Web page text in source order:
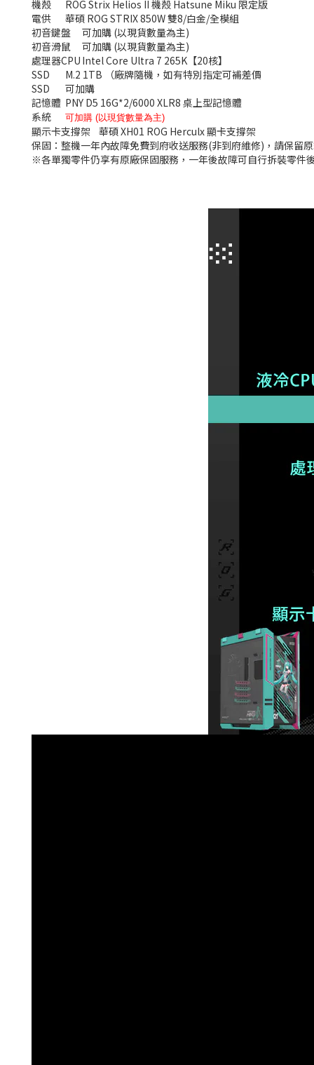
機殼
ROG Strix Helios II 機殼 Hatsune Miku 限定版
電供
華碩 ROG STRIX 850W 雙8/白金/全模組
初音鍵盤
可加購 (以現貨數量為主)
初音滑鼠
可加購 (以現貨數量為主)
處理器CPU Intel Core Ultra 7 265K【20核】
SSD
M.2 1TB （廠牌隨機，如有特別指定可補差價
SSD
可加購
記憶體 PNY D5 16G*2/6000 XLR8 桌上型記憶體
系統
可加購 (以現貨數量為主)
顯示卡支撐架
華碩 XH01 ROG Herculx 顯卡支撐架
保固：整機一年內故障免費到府收送服務(非到府維修)，請保留
※各單獨零件仍享有原廠保固服務，一年後故障可自行拆裝零件